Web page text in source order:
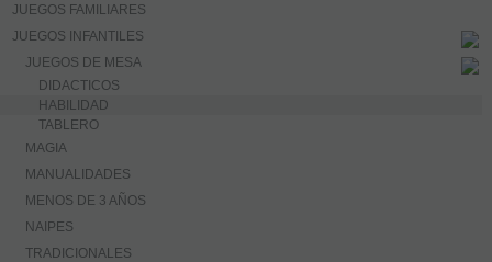
JUEGOS FAMILIARES
JUEGOS INFANTILES
JUEGOS DE MESA
DIDACTICOS
HABILIDAD
TABLERO
MAGIA
MANUALIDADES
MENOS DE 3 AÑOS
NAIPES
TRADICIONALES